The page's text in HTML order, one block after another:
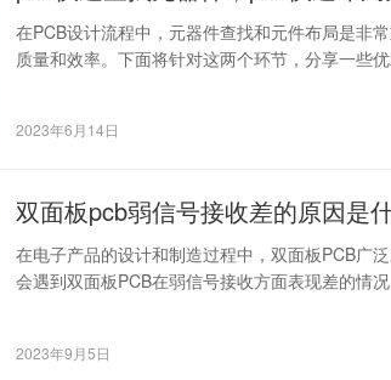
在PCB设计流程中，元器件查找和元件布局是非
质量和效率。下面将针对这两个环节，分享一些
2023年6月14日
双面板pcb弱信号接收差的原因是
在电子产品的设计和制造过程中，双面板PCB广
会遇到双面板PCB在弱信号接收方面表现差的情
2023年9月5日